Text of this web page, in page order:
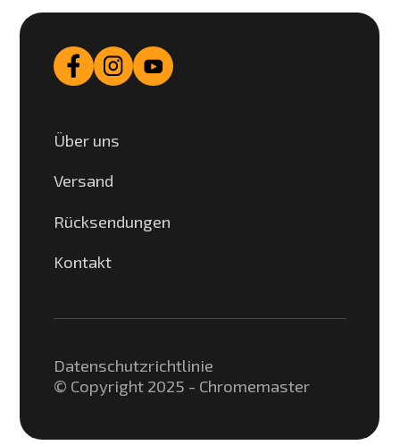
Über uns
Versand
Rücksendungen
Kontakt
© Copyright 2025 - Chromemaster
Datenschutzrichtlinie